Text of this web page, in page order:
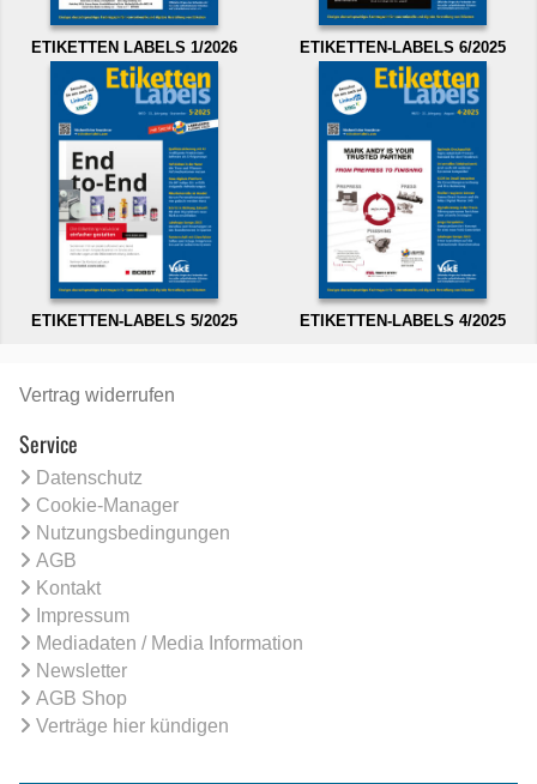
ETIKETTEN LABELS 1/2026 ETIKETTEN-LABELS 6/2025
ETIKETTEN-LABELS 5/2025 ETIKETTEN-LABELS 4/2025
Vertrag widerrufen
Service
Datenschutz
Cookie-Manager
Nutzungsbedingungen
AGB
Kontakt
Impressum
Mediadaten / Media Information
Newsletter
AGB Shop
Verträge hier kündigen